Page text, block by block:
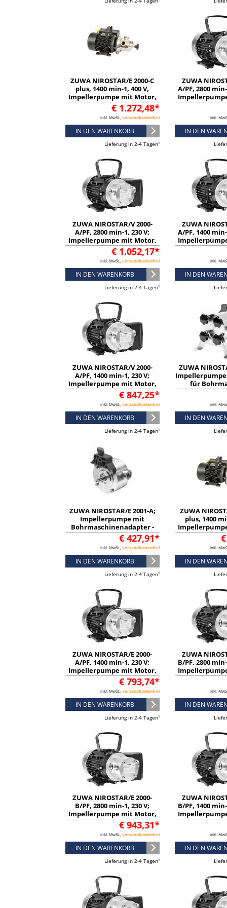
ZUWA NIROSTAR/E 2000-C
plus, 1400 min-1, 400 V,
Impellerpumpe mit Motor,
Kabel und Stecker -
13328247342
€ 1.272,48*
inkl. MwSt., versandkostenfrei
IN DEN WARENKORB
Lieferung in 2-4 Tagen¹
ZUWA
A/PF, 2800
Kabel und
inkl.
IN DEN
ZUWA NIROSTAR/V 2000-
A/PF, 2800 min-1, 230 V;
Impellerpumpe mit Motor,
Kabel und Stecker -
13131136321
€ 1.052,17*
inkl. MwSt., versandkostenfrei
IN DEN WARENKORB
Lieferung in 2-4 Tagen¹
ZUWA
A/PF, 1400
Kabel und
inkl.
IN DEN
ZUWA NIROSTAR/V 2000-
A/PF, 1400 min-1, 230 V;
Impellerpumpe mit Motor,
Kabel und Stecker -
13131136322€ 847,25*
inkl. MwSt., versandkostenfrei
IN DEN WARENKORB
Lieferung in 2-4 Tagen¹
ZUWA
für
inkl.
IN DEN
ZUWA NIROSTAR/E 2001-A;
Impellerpumpe mit
Bohrmaschinenadapter -
131281200AB€ 427,91*
inkl. MwSt., versandkostenfrei
IN DEN WARENKORB
Lieferung in 2-4 Tagen¹
ZUWA
plus, 1400
Kabel und
inkl.
IN DEN
ZUWA NIROSTAR/E 2000-
A/PF, 1400 min-1, 230 V;
Impellerpumpe mit Motor,
Kabel und Stecker -
13128126322€ 793,74*
inkl. MwSt., versandkostenfrei
IN DEN WARENKORB
Lieferung in 2-4 Tagen¹
ZUWA
B/PF, 2800
Kabel und
inkl.
IN DEN
ZUWA NIROSTAR/E 2000-
B/PF, 2800 min-1, 230 V;
Impellerpumpe mit Motor,
Kabel und Stecker -
13228126331€ 943,31*
inkl. MwSt., versandkostenfrei
IN DEN WARENKORB
Lieferung in 2-4 Tagen¹
ZUWA
B/PF, 1400
Kabel und
inkl.
IN DEN